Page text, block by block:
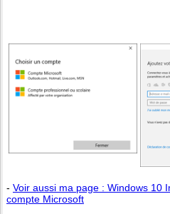
- Voir aussi ma page : Windows 10
compte Microsoft